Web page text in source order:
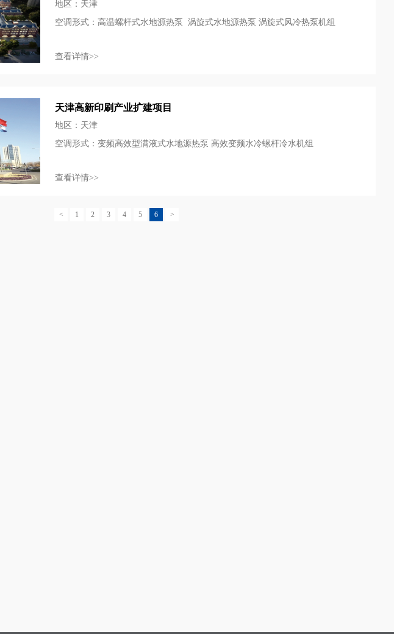
地区：天津
空调形式：高温螺杆式水地源热泵 涡旋式水地源热泵 涡旋式风冷热泵机组
查看详情>>
天津高新印刷产业扩建项目
地区：天津
空调形式：变频高效型满液式水地源热泵 高效变频水冷螺杆冷水机组
查看详情>>
< 1 2 3 4 5 6 >